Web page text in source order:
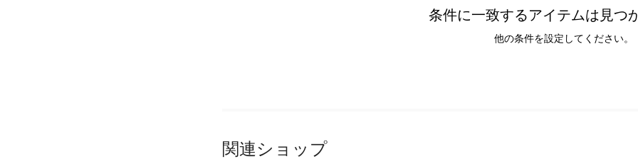
条件に一致するアイテムは見つ
他の条件を設定してください。
関連ショップ